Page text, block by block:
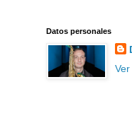
Datos personales